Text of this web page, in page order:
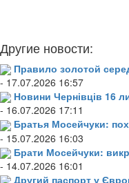
Другие новости:
Правило золотой
- 17.07.2026 16:57
Новини Чернівців 16
- 16.07.2026 17:11
Братья Мосейчуки:
- 15.07.2026 16:03
Брати Мосейчуки:
- 14.07.2026 16:01
Другий паспорт у